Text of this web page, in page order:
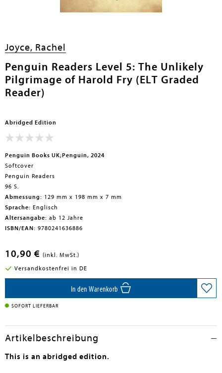
Joyce, Rachel
Penguin Readers Level 5: The Unlikely
Pilgrimage of Harold Fry (ELT Graded
Reader)
Abridged Edition
Penguin Books UK;Penguin, 2024
Softcover
Penguin Readers
96 S.
Abmessung: 129 mm x 198 mm x 7 mm
Sprache: Englisch
Altersangabe: ab 12 Jahre
ISBN/EAN: 9780241636886
10,90 € (inkl. MwSt.)
Versandkostenfrei in DE
In den Warenkorb
SOFORT LIEFERBAR
Artikelbeschreibung
This is an abridged edition.